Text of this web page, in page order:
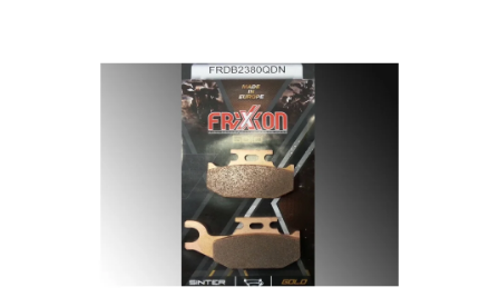
NAVIJAKY COME UP WARN
OLEJE MAXIMA A FILTRE